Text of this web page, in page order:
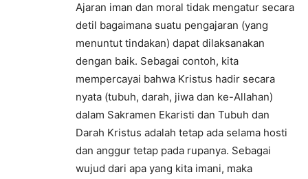
Ajaran iman dan moral tidak mengatur secara
detil bagaimana suatu pengajaran (yang
menuntut tindakan) dapat dilaksanakan
dengan baik. Sebagai contoh, kita
mempercayai bahwa Kristus hadir secara
nyata (tubuh, darah, jiwa dan ke-Allahan)
dalam Sakramen Ekaristi dan Tubuh dan
Darah Kristus adalah tetap ada selama hosti
dan anggur tetap pada rupanya. Sebagai
wujud dari apa yang kita imani, maka